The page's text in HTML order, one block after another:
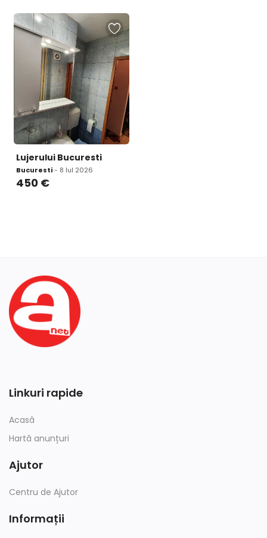
Lujerului Bucuresti
Bucuresti- 8 Iul 2026
450 €
Linkuri rapide
Acasă
Hartă anunțuri
Ajutor
Centru de Ajutor
Informații